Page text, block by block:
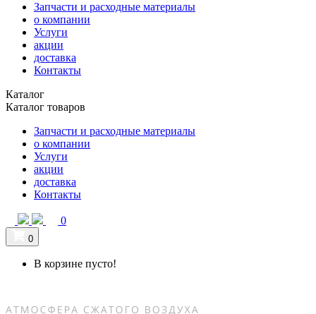
Запчасти и расходные материалы
о компании
Услуги
акции
доставка
Контакты
Каталог
Каталог товаров
Запчасти и расходные материалы
о компании
Услуги
акции
доставка
Контакты
0
0
В корзине пусто!